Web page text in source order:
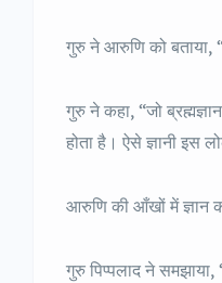
गुरु ने आरुणि को बताया,
गुरु ने कहा, “जो
होता है। ऐसे ज्ञानी इस
आरुणि की आँखों में ज्ञान
गुरु पिप्पलाद ने